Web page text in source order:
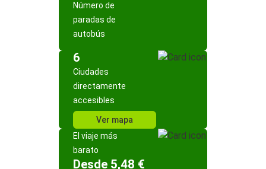
Número de
paradas de
autobús
6
Ciudades
directamente
accesibles
Ver mapa
El viaje más
barato
Desde 5,48 €